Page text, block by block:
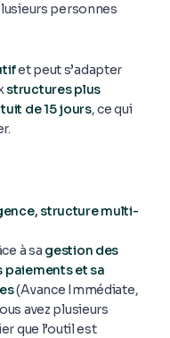
personnes
et peut s’adapter
structures plus
de 15 jours, ce qui
structure multi-
à sa gestion des
paiements et sa
(Avance Immédiate,
avez plusieurs
que l’outil est